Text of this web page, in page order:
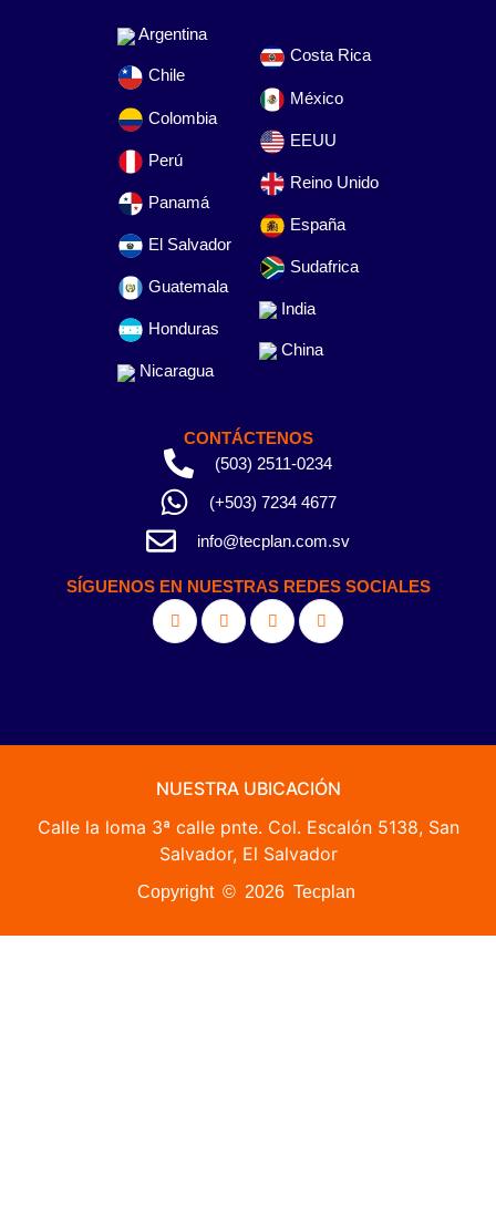
Argentina
Chile
Colombia
Perú
Panamá
El Salvador
Guatemala
Honduras
Nicaragua
Costa Rica
México
EEUU
Reino Unido
España
Sudafrica
India
China
CONTÁCTENOS
(503) 2511-0234
(+503) 7234 4677
info@tecplan.com.sv
SÍGUENOS EN NUESTRAS REDES SOCIALES
NUESTRA UBICACIÓN
Calle la loma 3ª calle pnte. Col. Escalón 5138, San
Salvador, El Salvador
Copyright © 2026 Tecplan